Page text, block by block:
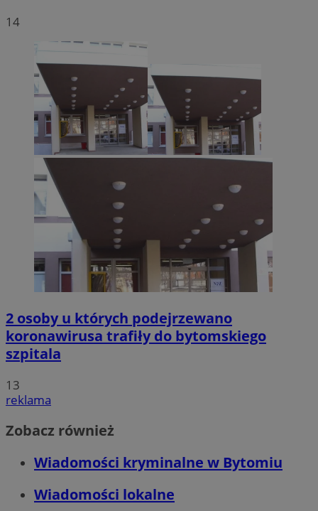
14
2 osoby u których podejrzewano
koronawirusa trafiły do bytomskiego
szpitala
13
reklama
Zobacz również
Wiadomości kryminalne w Bytomiu
Wiadomości lokalne